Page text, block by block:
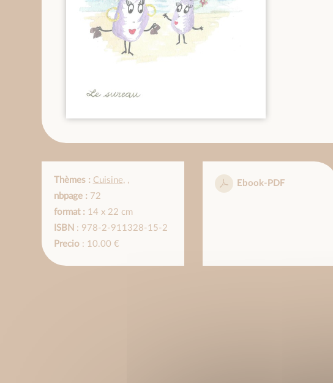
Thèmes : Cuisine, ,
nbpage :72
format :14 x 22 cm
ISBN : 978-2-911328-15-2
Precio: 10.00 €
Ebook-PDF